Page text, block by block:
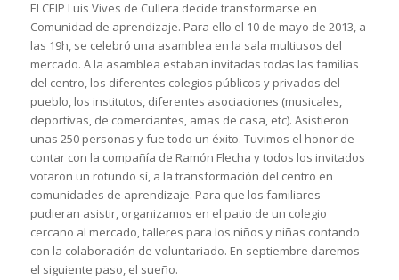
El CEIP Luis Vives de Cullera decide transformarse en
Comunidad de aprendizaje. Para ello el 10 de mayo de 2013, a
las 19h, se celebró una asamblea en la sala multiusos del
mercado. A la asamblea estaban invitadas todas las familias
del centro, los diferentes colegios públicos y privados del
pueblo, los institutos, diferentes asociaciones (musicales,
deportivas, de comerciantes, amas de casa, etc). Asistieron
unas 250 personas y fue todo un éxito. Tuvimos el honor de
contar con la compañía de Ramón Flecha y todos los invitados
votaron un rotundo sí, a la transformación del centro en
comunidades de aprendizaje. Para que los familiares
pudieran asistir, organizamos en el patio de un colegio
cercano al mercado, talleres para los niños y niñas contando
con la colaboración de voluntariado. En septiembre daremos
el siguiente paso, el sueño.